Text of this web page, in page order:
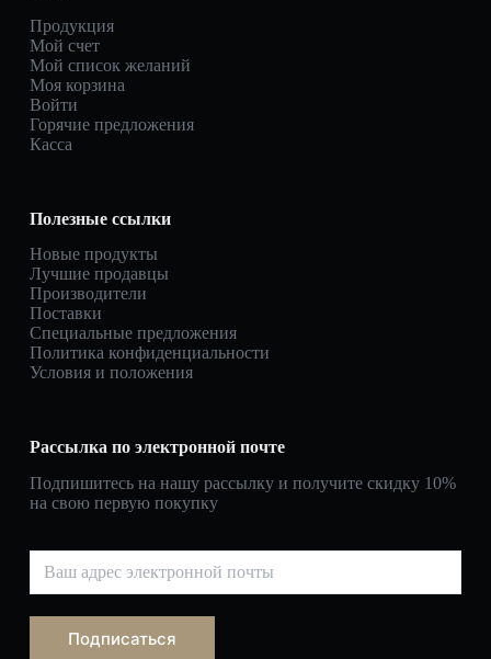
Продукция
Мой счет
Мой список желаний
Моя корзина
Войти
Горячие предложения
Касса
Полезные ссылки
Новые продукты
Лучшие продавцы
Производители
Поставки
Специальные предложения
Политика конфиденциальности
Условия и положения
Рассылка по электронной почте
Подпишитесь на нашу рассылку и получите скидку 10%
на свою первую покупку
Подписаться